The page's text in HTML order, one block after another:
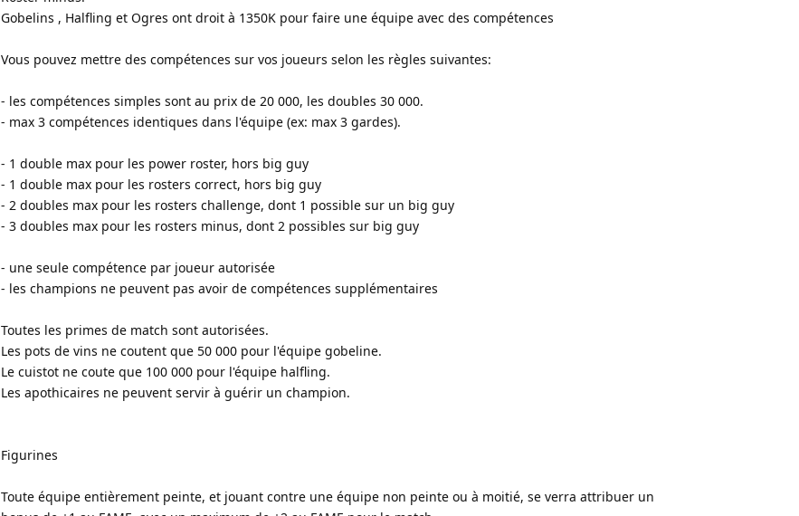
Gobelins , Halfling et Ogres ont droit à 1350K pour faire une équipe avec des compétences
Vous pouvez mettre des compétences sur vos joueurs selon les règles suivantes:
- les compétences simples sont au prix de 20 000, les doubles 30 000.
- max 3 compétences identiques dans l'équipe (ex: max 3 gardes).
- 1 double max pour les power roster, hors big guy
- 1 double max pour les rosters correct, hors big guy
- 2 doubles max pour les rosters challenge, dont 1 possible sur un big guy
- 3 doubles max pour les rosters minus, dont 2 possibles sur big guy
- une seule compétence par joueur autorisée
- les champions ne peuvent pas avoir de compétences supplémentaires
Toutes les primes de match sont autorisées.
Les pots de vins ne coutent que 50 000 pour l'équipe gobeline.
Le cuistot ne coute que 100 000 pour l'équipe halfling.
Les apothicaires ne peuvent servir à guérir un champion.
Figurines
Toute équipe entièrement peinte, et jouant contre une équipe non peinte ou à moitié, se verra attribuer un